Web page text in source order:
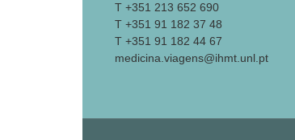
T +351 213 652 690
T +351 91 182 37 48
T +351 91 182 44 67
medicina.viagens@ihmt.unl.pt